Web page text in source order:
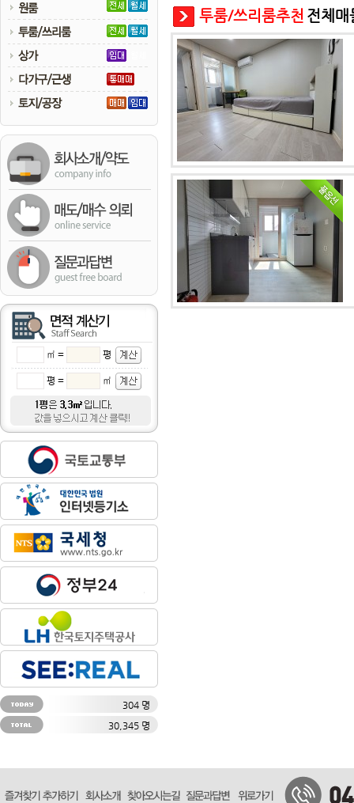
㎡ = 평
평 = ㎡
304 명
30,345 명
투룸/쓰리룸추천 전체매